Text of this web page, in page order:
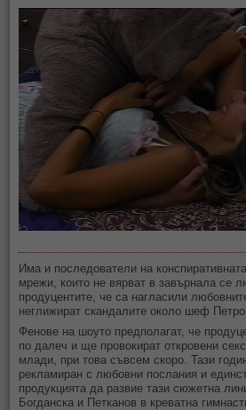
Има и последователи на
мрежи, които не вярват в завърнала се
продуцентите, че са нагласили
неглижират скандалите около шеф
Фенове на шоуто предполагат, че
по далеч и ще провокират откровени
млади, при това съвсем скоро. Тази
рекламиран с любовни послания и
продукцията да развие тази сюжетна
Богданска и Петканов в креватна